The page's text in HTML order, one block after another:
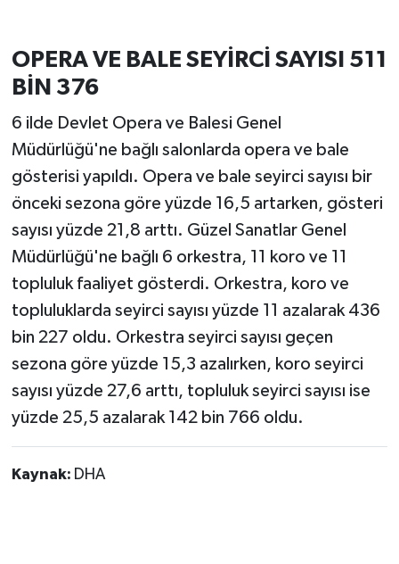
OPERA VE BALE SEYİRCİ SAYISI 511
BİN 376
6 ilde Devlet Opera ve Balesi Genel
Müdürlüğü'ne bağlı salonlarda opera ve bale
gösterisi yapıldı. Opera ve bale seyirci sayısı bir
önceki sezona göre yüzde 16,5 artarken, gösteri
sayısı yüzde 21,8 arttı. Güzel Sanatlar Genel
Müdürlüğü'ne bağlı 6 orkestra, 11 koro ve 11
topluluk faaliyet gösterdi. Orkestra, koro ve
topluluklarda seyirci sayısı yüzde 11 azalarak 436
bin 227 oldu. Orkestra seyirci sayısı geçen
sezona göre yüzde 15,3 azalırken, koro seyirci
sayısı yüzde 27,6 arttı, topluluk seyirci sayısı ise
yüzde 25,5 azalarak 142 bin 766 oldu.
Kaynak: DHA